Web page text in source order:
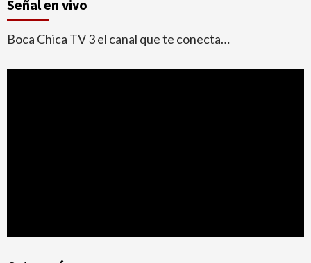
Señal en vivo
Boca Chica TV 3 el canal que te conecta…